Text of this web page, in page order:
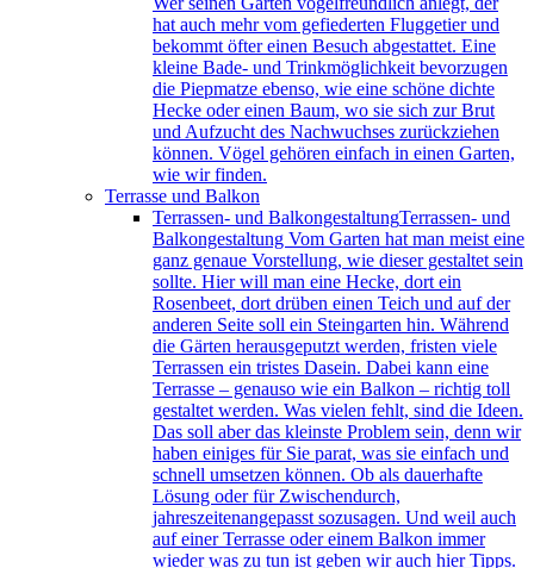
hat auch mehr vom gefiederten Fluggetier und
bekommt öfter einen Besuch abgestattet. Eine
kleine Bade- und Trinkmöglichkeit bevorzugen
die Piepmatze ebenso, wie eine schöne dichte
Hecke oder einen Baum, wo sie sich zur Brut
und Aufzucht des Nachwuchses zurückziehen
können. Vögel gehören einfach in einen Garten,
wie wir finden.
Terrasse und Balkon
Terrassen- und BalkongestaltungTerrassen- und
Balkongestaltung Vom Garten hat man meist eine
ganz genaue Vorstellung, wie dieser gestaltet sein
sollte. Hier will man eine Hecke, dort ein
Rosenbeet, dort drüben einen Teich und auf der
anderen Seite soll ein Steingarten hin. Während
die Gärten herausgeputzt werden, fristen viele
Terrassen ein tristes Dasein. Dabei kann eine
Terrasse – genauso wie ein Balkon – richtig toll
gestaltet werden. Was vielen fehlt, sind die Ideen.
Das soll aber das kleinste Problem sein, denn wir
haben einiges für Sie parat, was sie einfach und
schnell umsetzen können. Ob als dauerhafte
Lösung oder für Zwischendurch,
jahreszeitenangepasst sozusagen. Und weil auch
auf einer Terrasse oder einem Balkon immer
wieder was zu tun ist geben wir auch hier Tipps.